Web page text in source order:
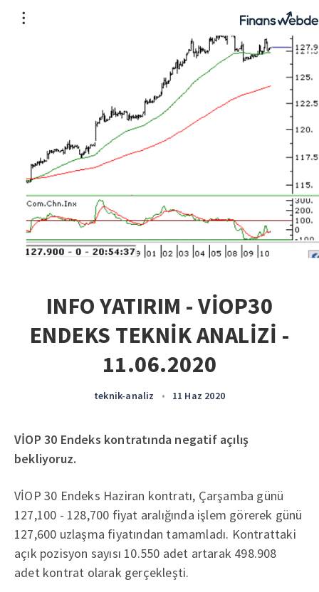
INFO YATIRIM - VİOP30
ENDEKS TEKNİK ANALİZİ -
11.06.2020
teknik-analiz • 11 Haz 2020
VİOP 30 Endeks kontratında negatif açılış
bekliyoruz.
VİOP 30 Endeks Haziran kontratı, Çarşamba günü
127,100 - 128,700 fiyat aralığında işlem görerek günü
127,600 uzlaşma fiyatından tamamladı. Kontrattaki
açık pozisyon sayısı 10.550 adet artarak 498.908
adet kontrat olarak gerçekleşti.